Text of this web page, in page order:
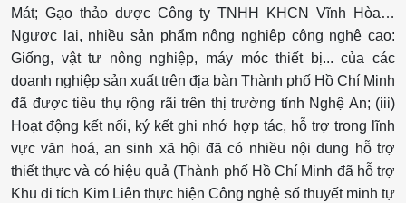
Mát; Gạo thảo dược Công ty TNHH KHCN Vĩnh Hòa…
Ngược lại, nhiều sản phẩm nông nghiệp công nghệ cao:
Giống, vật tư nông nghiệp, máy móc thiết bị... của các
doanh nghiệp sản xuất trên địa bàn Thành phố Hồ Chí Minh
đã được tiêu thụ rộng rãi trên thị trường tỉnh Nghệ An; (iii)
Hoạt động kết nối, ký kết ghi nhớ hợp tác, hỗ trợ trong lĩnh
vực văn hoá, an sinh xã hội đã có nhiều nội dung hỗ trợ
thiết thực và có hiệu quả (Thành phố Hồ Chí Minh đã hỗ trợ
Khu di tích Kim Liên thực hiện Công nghệ số thuyết minh tự